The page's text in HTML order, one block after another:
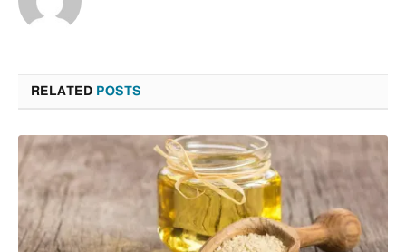
RELATED POSTS